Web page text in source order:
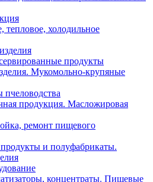
тепловое, холодильное
продукты
Мукомольно-крупяные
продукция. Масложировая
ремонт пищевого
и полуфабрикаты.
концентраты. Пищевые